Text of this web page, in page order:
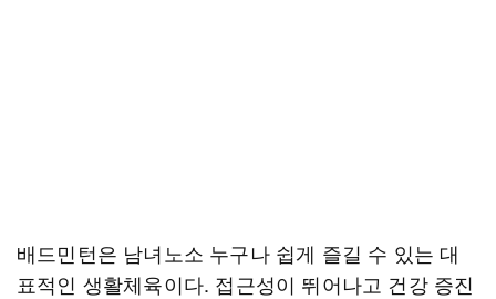
배드민턴은 남녀노소 누구나 쉽게 즐길 수 있는 대
표적인 생활체육이다. 접근성이 뛰어나고 건강 증진